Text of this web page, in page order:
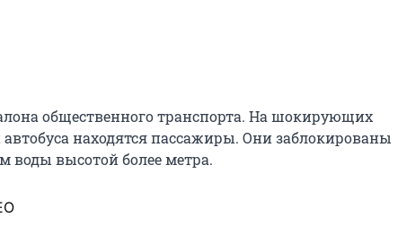
общественного транспорта. На шокирующих
находятся пассажиры. Они заблокированы
воды высотой более метра.